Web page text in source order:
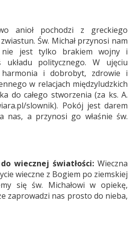
anioł pochodzi z greckiego
Św. Michał przynosi nam
jest tylko brakiem wojny i
układu politycznego. W ujęciu
i dobrobyt, zdrowie i
w relacjach międzyludzkich
do całego stworzenia (za ks. A.
slownik). Pokój jest darem
nas, a przynosi go właśnie św.
wiecznej światłości: Wieczna
wieczne z Bogiem po ziemskiej
się św. Michałowi w opiekę,
zaprowadzi nas prosto do nieba,